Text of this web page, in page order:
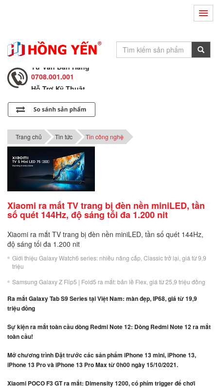
0708.002.002
Tư Vấn Bán Hàng
0708.001.001
Hỗ Trợ Kỹ Thuật
0708.002.002
Tư Vấn Bán Hàng
0708.001.001
Trang chủ Tin tức Tin công nghệ
Xiaomi ra mắt TV trang bị đèn nền miniLED, tần
số quét 144Hz, độ sáng tối đa 1.200 nit
Xiaomi ra mắt TV trang bị đèn nền miniLED, tần số quét 144Hz,
độ sáng tối đa 1.200 nit
Giới thiệu Galaxy Watch6 series: nhiều nâng cấp, Classic trở lại, giá từ 9,9
triệu
Samsung Galaxy Z Flip5 | Fold5 ra mắt: bản lề Flex, giá từ 25,9 triệu đồng
Ra mắt Galaxy Tab S9 Series tại Việt Nam: màn đẹp, IP68, giá từ 19,9
triệu đồng
Sự kiện ra mắt toàn cầu dòng Redmi Note 12: Dòng Redmi Note 12 ra mắt
toàn cầu!
Mở chương trình Đặt trước các sản phẩm iPhone 13 mini, iPhone 13,
iPhone 13 Pro và iPhone 13 Pro Max từ 0h00 ngày 15/10/2021.
Xiaomi POCO F3 GT ra mắt: Dimensity 1200, có phím trigger để chơi